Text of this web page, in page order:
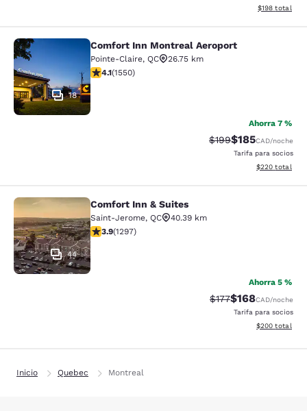
Ver detalles
$198 total
Comfort Inn Montreal Aeroport
18
Comfort Inn Montreal Aeroport
Pointe-Claire, QC
26.75 km
calificación de 4.14 estrellas. Muy bueno. 1550 reseñas
4.1(1550)
Ahorra 7 %
Precio tachado:
$199Precio con
$185CAD/noche
Tarifa para socios
Ver detalles
$220 total
Comfort Inn & Suites
44
Comfort Inn & Suites
Saint-Jerome, QC
40.39 km
calificación de 3.89 estrellas. Bueno. 1297 reseñas
3.9(1297)
Ahorra 5 %
Precio tachado:
$177Precio con
$168CAD/noche
Tarifa para socios
Ver detalles
$200 total
Inicio Quebec Montreal